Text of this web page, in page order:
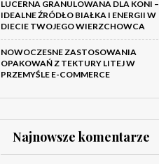
LUCERNA GRANULOWANA DLA KONI –
IDEALNE ŹRÓDŁO BIAŁKA I ENERGII W
DIECIE TWOJEGO WIERZCHOWCA
NOWOCZESNE ZASTOSOWANIA
OPAKOWAŃ Z TEKTURY LITEJ W
PRZEMYŚLE E-COMMERCE
Najnowsze komentarze